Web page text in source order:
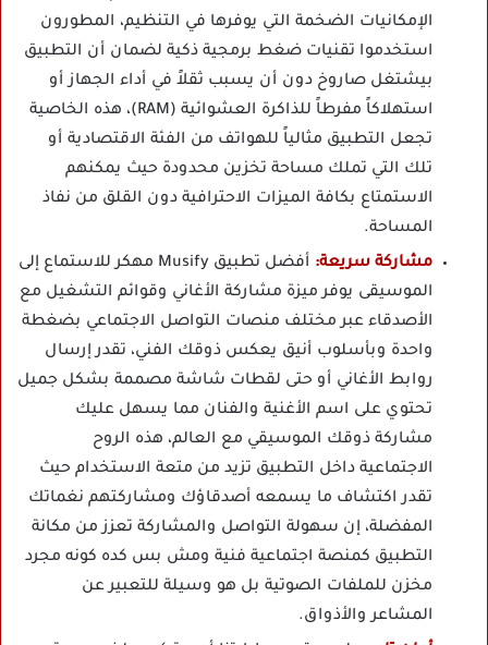
الإمكانيات الضخمة التي يوفرها في التنظيم، المطورون
استخدموا تقنيات ضغط برمجية ذكية لضمان أن التطبيق
بيشتغل صاروخ دون أن يسبب ثقلاً في أداء الجهاز أو
استهلاكاً مفرطاً للذاكرة العشوائية (RAM)، هذه الخاصية
تجعل التطبيق مثالياً للهواتف من الفئة الاقتصادية أو
تلك التي تملك مساحة تخزين محدودة حيث يمكنهم
الاستمتاع بكافة الميزات الاحترافية دون القلق من نفاذ
المساحة.
مشاركة سريعة:
أفضل تطبيق Musify مهكر للاستماع إلى
الموسيقى يوفر ميزة مشاركة الأغاني وقوائم التشغيل مع
الأصدقاء عبر مختلف منصات التواصل الاجتماعي بضغطة
واحدة وبأسلوب أنيق يعكس ذوقك الفني، تقدر إرسال
روابط الأغاني أو حتى لقطات شاشة مصممة بشكل جميل
تحتوي على اسم الأغنية والفنان مما يسهل عليك
مشاركة ذوقك الموسيقي مع العالم، هذه الروح
الاجتماعية داخل التطبيق تزيد من متعة الاستخدام حيث
تقدر اكتشاف ما يسمعه أصدقاؤك ومشاركتهم نغماتك
المفضلة، إن سهولة التواصل والمشاركة تعزز من مكانة
التطبيق كمنصة اجتماعية فنية ومش بس كده كونه مجرد
مخزن للملفات الصوتية بل هو وسيلة للتعبير عن
المشاعر والأذواق.